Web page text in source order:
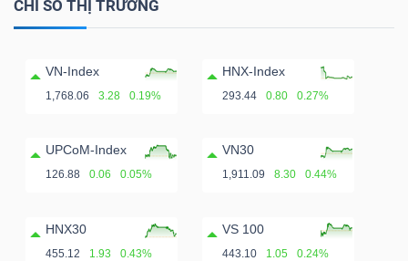
CHỈ SỐ THỊ TRƯỜNG
VN-Index
1,768.06 3.28 0.19%
HNX-Index
293.44 0.80 0.27%
UPCoM-Index
126.88 0.06 0.05%
VN30
1,911.09 8.30 0.44%
HNX30
455.12 1.93 0.43%
VS 100
443.10 1.05 0.24%